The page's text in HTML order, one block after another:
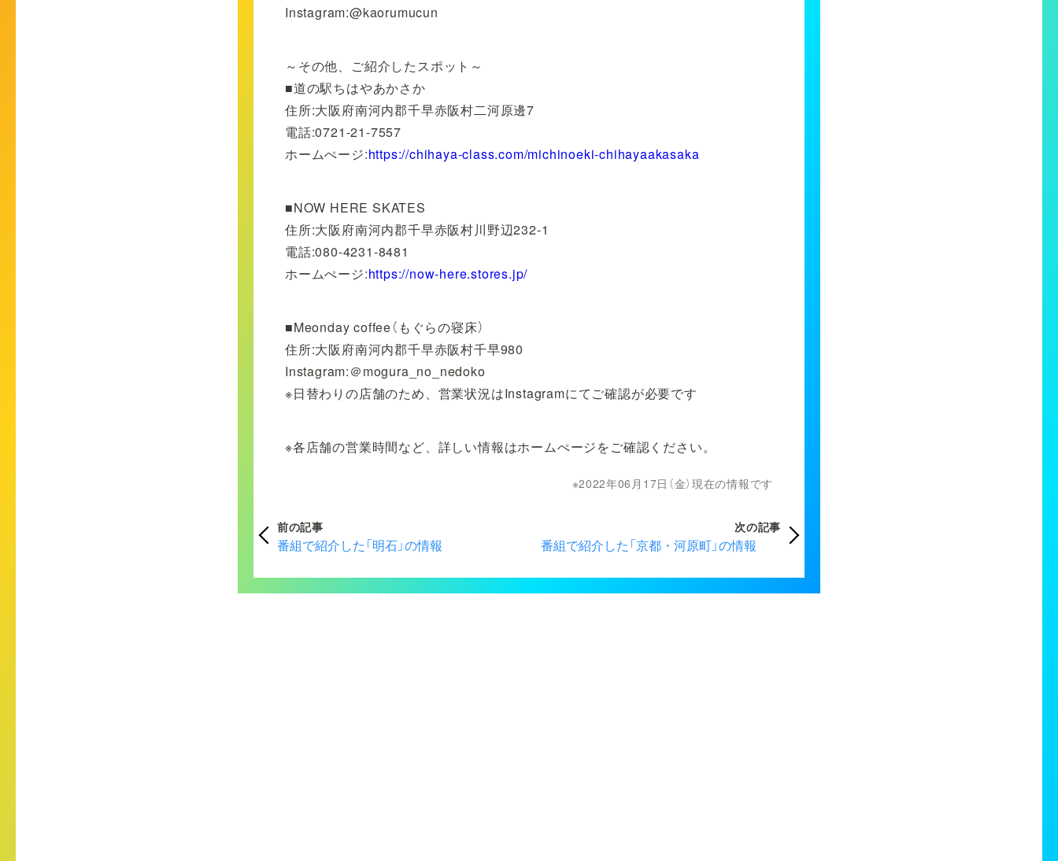
Instagram:@kaorumucun
～その他、ご紹介したスポット～
■道の駅ちはやあかさか
住所:大阪府南河内郡千早赤阪村二河原邊7
電話:0721-21-7557
ホームぺージ:https://chihaya-class.com/michinoeki-chihayaakasaka
■NOW HERE SKATES
住所:大阪府南河内郡千早赤阪村川野辺232-1
電話:080-4231-8481
ホームぺージ:https://now-here.stores.jp/
■Meonday coffee（もぐらの寝床）
住所:大阪府南河内郡千早赤阪村千早980
Instagram:＠mogura_no_nedoko
※日替わりの店舗のため、営業状況はInstagramにてご確認が必要です
※各店舗の営業時間など、詳しい情報はホームぺージをご確認ください。
2022年06月17日（金）現在の情報です
前の記事
番組で紹介した「明石」の情報
次の記事
番組で紹介した「京都・河原町」の情報